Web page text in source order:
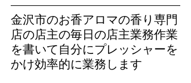
金沢市のお香アロマの香り専門
店の店主の毎日の店主業務作業
を書いて自分にプレッシャーを
かけ効率的に業務します